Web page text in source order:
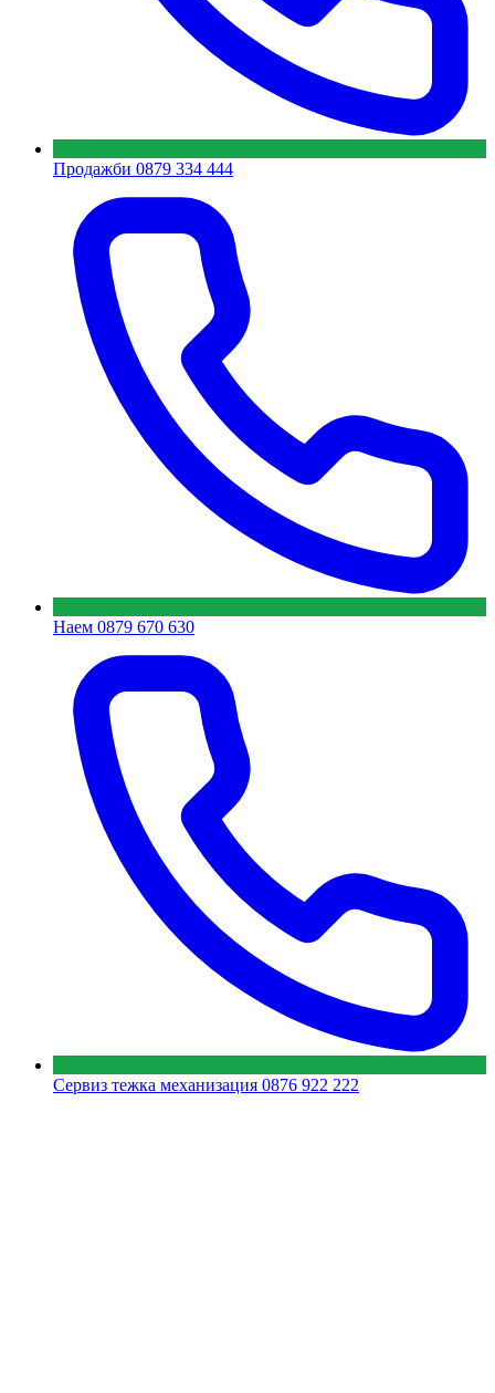
Продажби 0879 334 444
Наем 0879 670 630
Сервиз тежка механизация 0876 922 222